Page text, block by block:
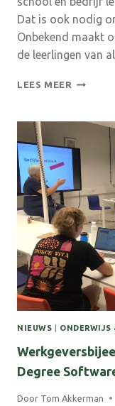
Dat is ook nodig
Onbekend maakt
de leerlingen van
LEES MEER
MEI;
VOOR
EN
JEUGD!
NIEUWS ONDERWIJS
Degree
Door Tom Akkerman